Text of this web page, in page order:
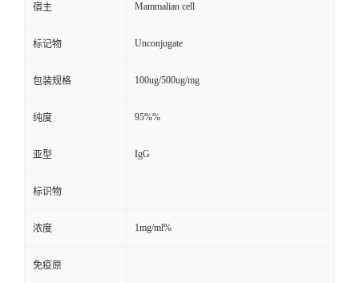
宿主 Mammalian cell
标记物 Unconjugate
包装规格 100ug/500ug/mg
纯度 95%%
亚型 IgG
标识物
浓度 1mg/ml%
免疫原